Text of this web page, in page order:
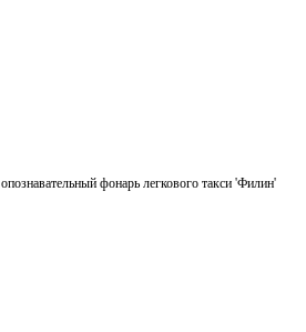
опознавательный фонарь легкового такси 'Филин'